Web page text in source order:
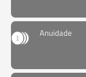
Anuidade